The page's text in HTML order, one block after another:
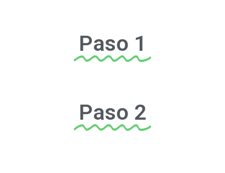
Paso 1
Paso 2